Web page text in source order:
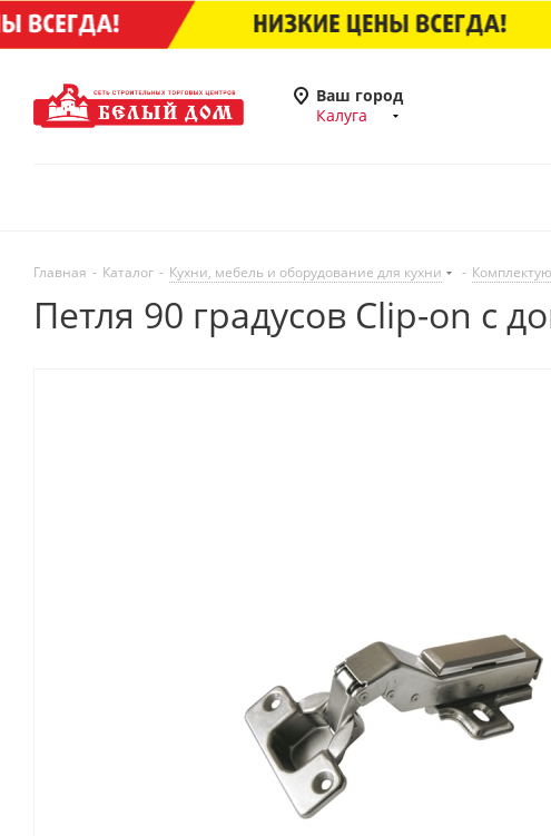
Ваш город
Калуга
Главная - Каталог - Кухни, мебель и оборудование для кухни -
Петля 90 градусов Clip-on с